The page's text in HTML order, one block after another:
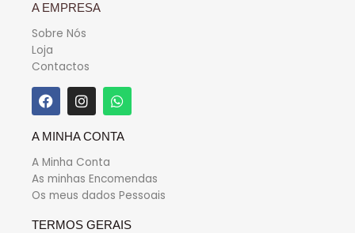
A EMPRESA
Sobre Nós
Loja
Contactos
A MINHA CONTA
A Minha Conta
As minhas Encomendas
Os meus dados Pessoais
TERMOS GERAIS